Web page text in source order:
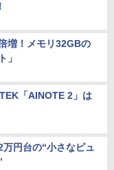
増！メモリ32GBの
」
「AINOTE 2」は
円台の“小さなピュ